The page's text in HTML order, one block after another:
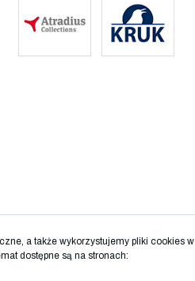
a także wykorzystujemy pliki cookies w
dostępne są na stronach: